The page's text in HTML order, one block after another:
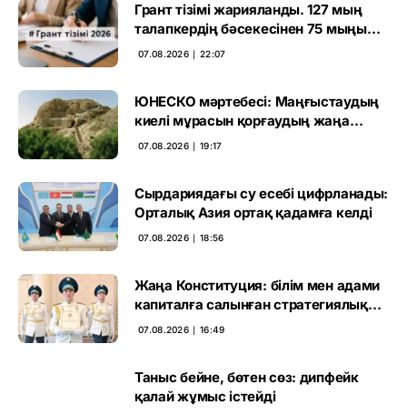
Грант тізімі жарияланды. 127 мың
талапкердің бәсекесінен 75 мыңы
өтті
07.08.2026 ∣ 22:07
ЮНЕСКО мәртебесі: Маңғыстаудың
киелі мұрасын қорғаудың жаңа
кезеңі басталды
07.08.2026 ∣ 19:17
Сырдариядағы су есебі цифрланады:
Орталық Азия ортақ қадамға келді
07.08.2026 ∣ 18:56
Жаңа Конституция: білім мен адами
капиталға салынған стратегиялық
негіз
07.08.2026 ∣ 16:49
Таныс бейне, бөтен сөз: дипфейк
қалай жұмыс істейді